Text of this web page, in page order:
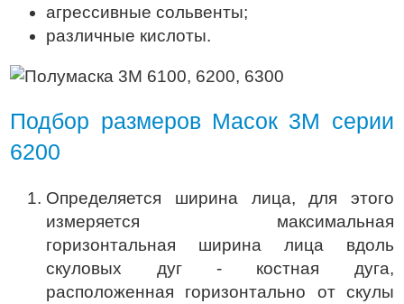
агрессивные сольвенты;
различные кислоты.
Подбор размеров Масок 3М серии
6200
Определяется ширина лица, для этого
измеряется максимальная
горизонтальная ширина лица вдоль
скуловых дуг - костная дуга,
расположенная горизонтально от скулы